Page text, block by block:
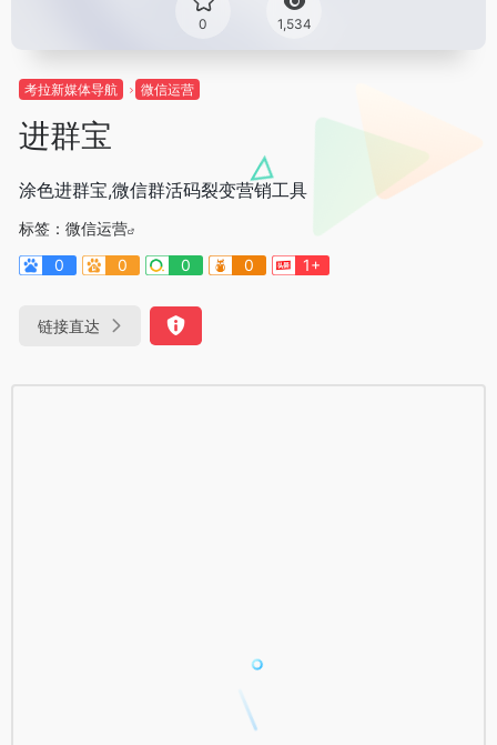
0 1,534
考拉新媒体导航 微信运营
进群宝
涂色进群宝,微信群活码裂变营销工具
标签： 微信运营
0
0 0 0 1+
链接直达